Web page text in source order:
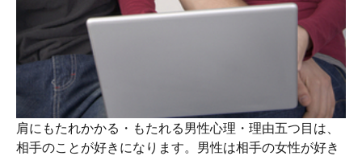
肩にもたれかかる・もたれる男性心理・理由五つ目は、
相手のことが好きになります。男性は相手の女性が好き